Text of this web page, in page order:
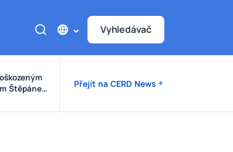
Vyhledávač
Štěpánek
Přejít na CERD News